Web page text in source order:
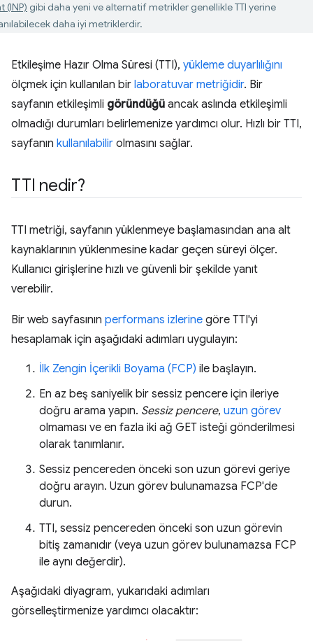
(INP) gibi daha yeni ve alternatif metrikler genellikle TTI yerine
daha iyi metriklerdir.
Etkileşime Hazır Olma Süresi (TTI), yükleme duyarlılığını
ölçmek için kullanılan bir laboratuvar metriğidir. Bir
sayfanın etkileşimli göründüğü ancak aslında etkileşimli
olmadığı durumları belirlemenize yardımcı olur. Hızlı bir TTI,
sayfanın kullanılabilir olmasını sağlar.
TTI nedir?
TTI metriği, sayfanın yüklenmeye başlamasından ana alt
kaynaklarının yüklenmesine kadar geçen süreyi ölçer.
Kullanıcı girişlerine hızlı ve güvenli bir şekilde yanıt
verebilir.
Bir web sayfasının performans izlerine göre TTI'yi
hesaplamak için aşağıdaki adımları uygulayın:
İlk Zengin İçerikli Boyama (FCP) ile başlayın.
En az beş saniyelik bir sessiz pencere için ileriye
doğru arama yapın. Sessiz pencere, uzun görev
olmaması ve en fazla iki ağ GET isteği gönderilmesi
olarak tanımlanır.
Sessiz pencereden önceki son uzun görevi geriye
doğru arayın. Uzun görev bulunamazsa FCP'de
durun.
TTI, sessiz pencereden önceki son uzun görevin
bitiş zamanıdır (veya uzun görev bulunamazsa FCP
ile aynı değerdir).
Aşağıdaki diyagram, yukarıdaki adımları
görselleştirmenize yardımcı olacaktır: